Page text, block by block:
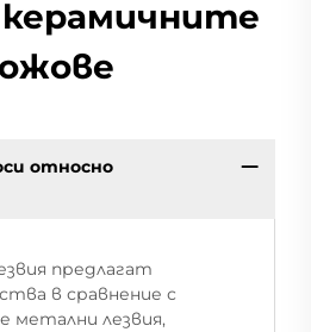
относно
предлагат
в сравнение с
метални лезвия,